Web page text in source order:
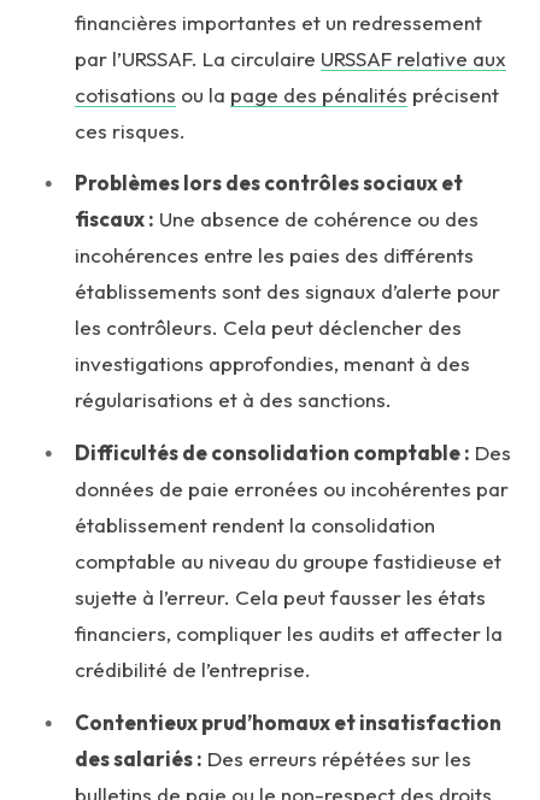
financières importantes et un redressement
par l’URSSAF. La circulaire URSSAF relative aux
cotisations ou la page des pénalités précisent
ces risques.
Problèmes lors des contrôles sociaux et
fiscaux : Une absence de cohérence ou des
incohérences entre les paies des différents
établissements sont des signaux d’alerte pour
les contrôleurs. Cela peut déclencher des
investigations approfondies, menant à des
régularisations et à des sanctions.
Difficultés de consolidation comptable : Des
données de paie erronées ou incohérentes par
établissement rendent la consolidation
comptable au niveau du groupe fastidieuse et
sujette à l’erreur. Cela peut fausser les états
financiers, compliquer les audits et affecter la
crédibilité de l’entreprise.
Contentieux prud’homaux et insatisfaction
des salariés : Des erreurs répétées sur les
bulletins de paie ou le non-respect des droits